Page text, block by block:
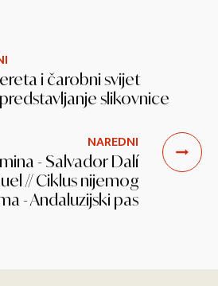
i čarobni svijet
slikovnice
NAREDNI
- Salvador Dalí
// Ciklus nijemog
- Andaluzijski pas